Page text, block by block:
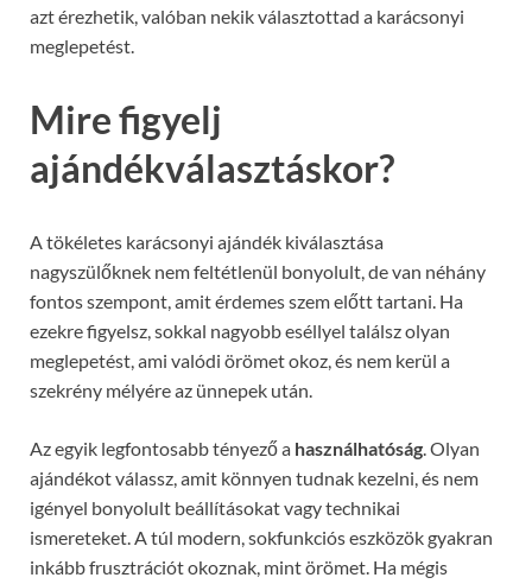
azt érezhetik, valóban nekik választottad a karácsonyi
meglepetést.
Mire figyelj
ajándékválasztáskor?
A tökéletes karácsonyi ajándék kiválasztása
nagyszülőknek nem feltétlenül bonyolult, de van néhány
fontos szempont, amit érdemes szem előtt tartani. Ha
ezekre figyelsz, sokkal nagyobb eséllyel találsz olyan
meglepetést, ami valódi örömet okoz, és nem kerül a
szekrény mélyére az ünnepek után.
Az egyik legfontosabb tényező a használhatóság. Olyan
ajándékot válassz, amit könnyen tudnak kezelni, és nem
igényel bonyolult beállításokat vagy technikai
ismereteket. A túl modern, sokfunkciós eszközök gyakran
inkább frusztrációt okoznak, mint örömet. Ha mégis